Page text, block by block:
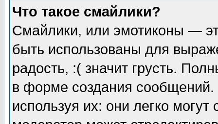
Что такое смайлики?
Смайлики, или эмотиконы —
быть использованы для
радость, :( значит грусть.
в форме создания сообщений.
используя их: они легко